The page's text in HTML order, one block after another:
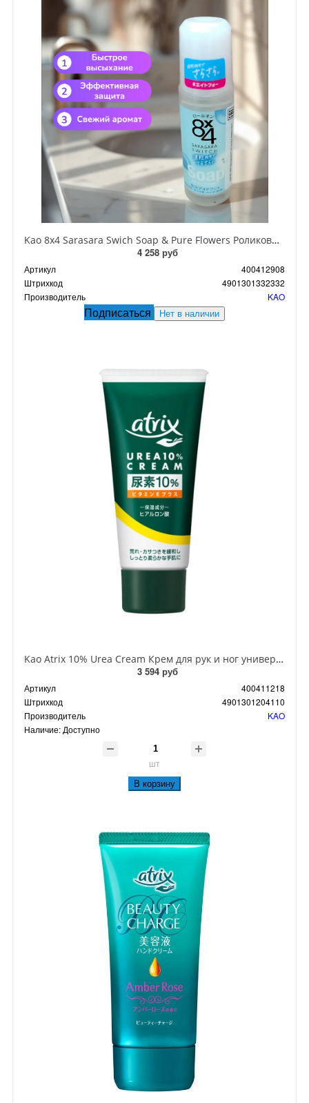
Kao 8x4 Sarasara Swich Soap & Pure Flowers Роликовый дезодорант-антиперсперспирант Мыло-цветы 45 мл
4 258 руб
Артикул
400412908
Штрихкод
4901301332332
Производитель
KAO
Подписаться Нет в наличии
Kao Atrix 10% Urea Cream Крем для рук и ног универсальный с мочевиной витамином Е 60 гр
3 594 руб
Артикул
400411218
Штрихкод
4901301204110
Производитель
KAO
Наличие: Доступно
шт
В корзину